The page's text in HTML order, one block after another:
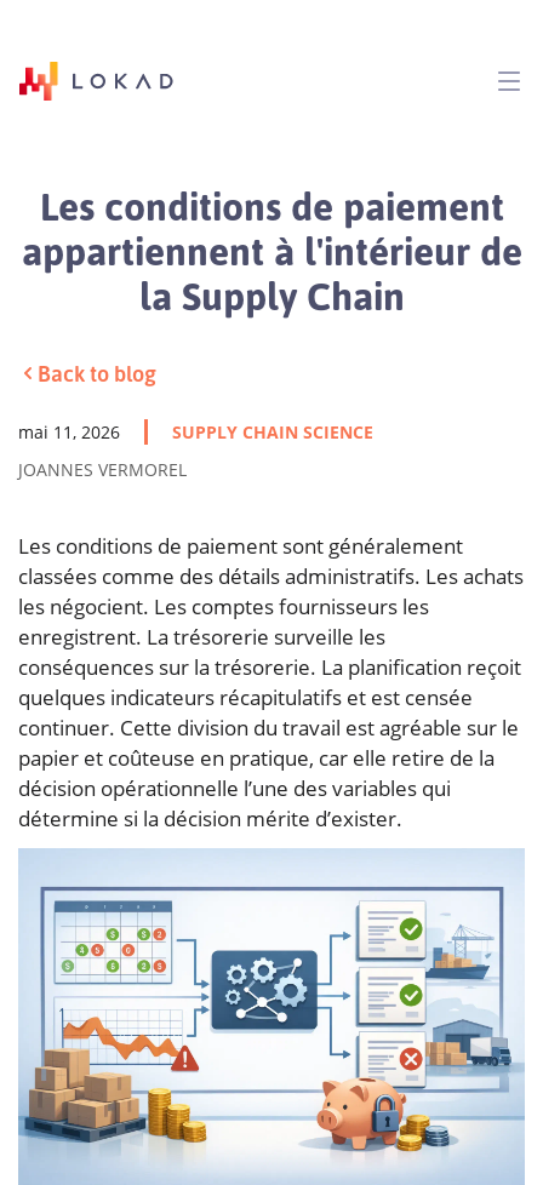
Les conditions de paiement
appartiennent à l'intérieur de
la Supply Chain
Back to blog
mai 11, 2026
SUPPLY CHAIN SCIENCE
JOANNES VERMOREL
Les conditions de paiement sont généralement
classées comme des détails administratifs. Les achats
les négocient. Les comptes fournisseurs les
enregistrent. La trésorerie surveille les
conséquences sur la trésorerie. La planification reçoit
quelques indicateurs récapitulatifs et est censée
continuer. Cette division du travail est agréable sur le
papier et coûteuse en pratique, car elle retire de la
décision opérationnelle l’une des variables qui
détermine si la décision mérite d’exister.